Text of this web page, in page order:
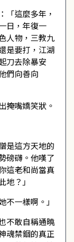
「這麼多年，
日，年復一
人物，三教九
是要打，江湖
刀去除暴安
們向善向
掩嘴嬌笑狀。
是這方天地的
磅礴。他嘆了
這老和尚當真
？」
一樣啊。」
不敢自稱通曉
魂禁錮的真正